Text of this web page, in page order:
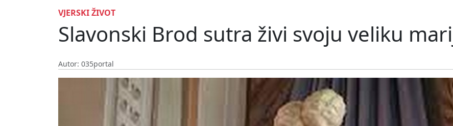
VJERSKI ŽIVOT
Slavonski Brod sutra živi svoju veliku
Autor: 035portal